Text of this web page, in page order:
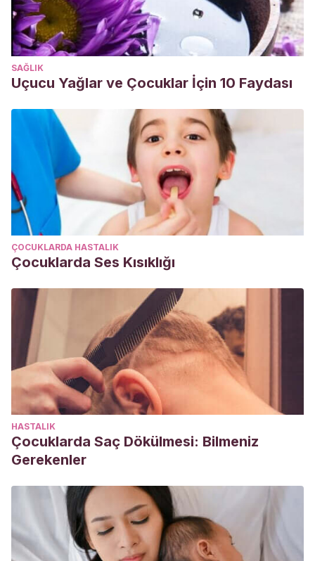
SAĞLIK
Uçucu Yağlar ve Çocuklar İçin 10 Faydası
ÇOCUKLARDA HASTALIK
Çocuklarda Ses Kısıklığı
HASTALIK
Çocuklarda Saç Dökülmesi: Bilmeniz
Gerekenler